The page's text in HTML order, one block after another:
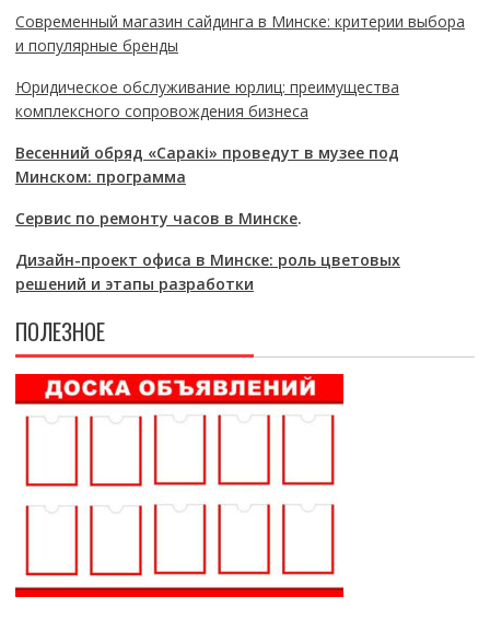
Современный магазин сайдинга в Минске: критерии выбора
и популярные бренды
Юридическое обслуживание юрлиц: преимущества
комплексного сопровождения бизнеса
Весенний обряд «Саракі» проведут в музее под
Минском: программа
Сервис по ремонту часов в Минске.
Дизайн-проект офиса в Минске: роль цветовых
решений и этапы разработки
ПОЛЕЗНОЕ